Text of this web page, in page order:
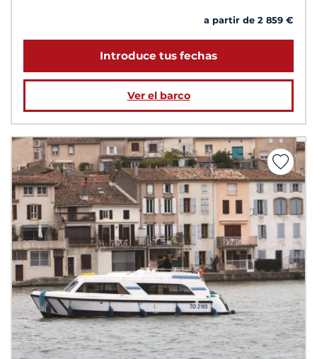
a partir de 2 859 €
Introduce tus fechas
Ver el barco